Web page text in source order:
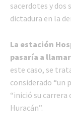
sacerdotes y
dictadura en la
La estación
pasaría a
este caso, se
considerado “un
“inició su
Huracán”.